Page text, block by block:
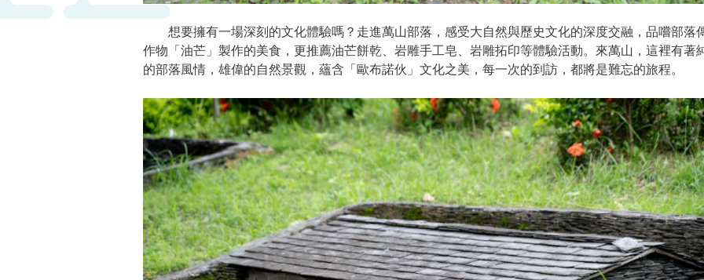
想要擁有一場深刻的文化體驗嗎？走進萬山部落，感受大自然與歷史文化的深度交融，品嚐部落
作物「油芒」製作的美食，更推薦油芒餅乾、岩雕手工皂、岩雕拓印等體驗活動。來萬山，這裡有著
的部落風情，雄偉的自然景觀，蘊含「歐布諾伙」文化之美，每一次的到訪，都將是難忘的旅程。